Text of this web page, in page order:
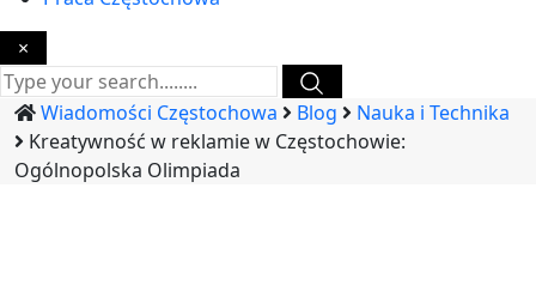
×
Wiadomości Częstochowa Blog
Nauka i Technika
Kreatywność w reklamie w Częstochowie:
Ogólnopolska Olimpiada